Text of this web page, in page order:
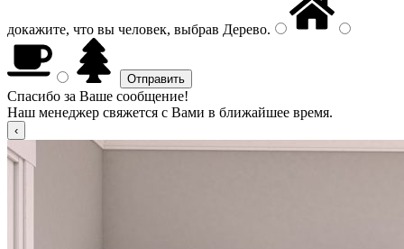
докажите, что вы человек, выбрав Дерево.
Спасибо за Ваше сообщение!
Наш менеджер свяжется с Вами в ближайшее время.